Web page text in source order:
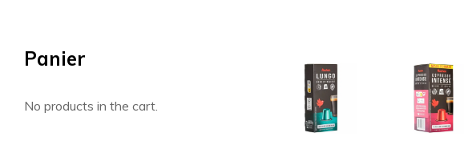
Panier
No products in the cart.